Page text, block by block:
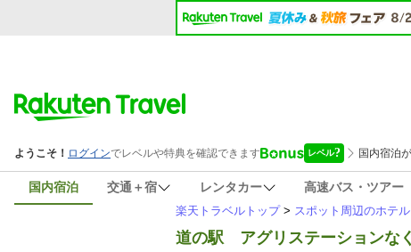
国内宿泊 交通＋宿 レンタカー 高速バス・ツアー
楽天トラベルトップ> スポット周辺のホテ
道の駅 アグリステーションな